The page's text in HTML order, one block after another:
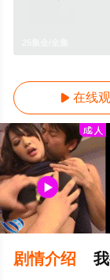
 在线
剧情介绍